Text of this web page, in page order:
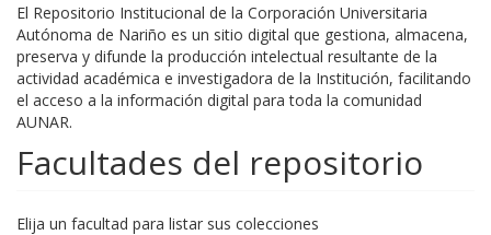
El Repositorio Institucional de la Corporación Universitaria
Autónoma de Nariño es un sitio digital que gestiona, almacena,
preserva y difunde la producción intelectual resultante de la
actividad académica e investigadora de la Institución, facilitando
el acceso a la información digital para toda la comunidad
AUNAR.
Facultades del repositorio
Elija un facultad para listar sus colecciones